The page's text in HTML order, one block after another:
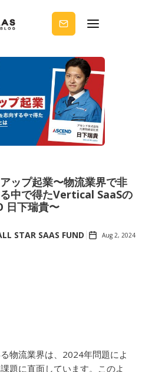
ノウ
ハウ
を受
りま
せん
か？
ップ起業〜物流業界で非
中で得たVertical SaaSの
日下瑞貴〜
STAR SAAS FUND Aug 2, 2024
物流業界は、2024年問題によ
題に直面しています。このよ